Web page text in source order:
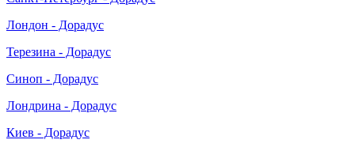
Лондон - Дорадус
Терезина - Дорадус
Синоп - Дорадус
Лондрина - Дорадус
Киев - Дорадус